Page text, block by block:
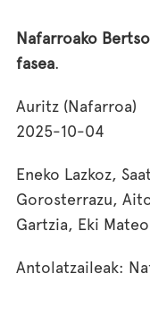
Nafarroako
fasea.
Auritz (Nafarroa)
2025-10-04
Eneko Lazkoz,
Gorosterrazu,
Gartzia, Eki
Antolatzaileak: